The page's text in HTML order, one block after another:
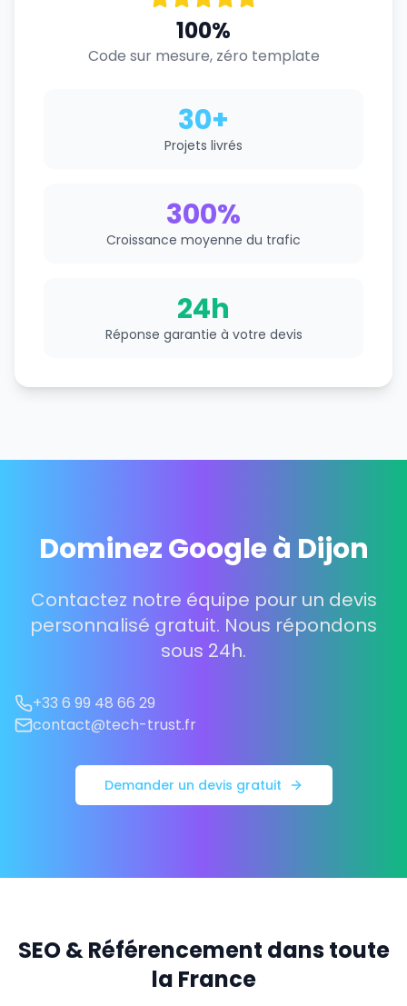
100%
Code sur mesure, zéro template
30+
Projets livrés
300%
Croissance moyenne du trafic
24h
Réponse garantie à votre devis
Dominez Google à Dijon
Contactez notre équipe pour un devis
personnalisé gratuit. Nous répondons
sous 24h.
+33 6 99 48 66 29
contact@tech-trust.fr
Demander un devis gratuit
SEO & Référencement dans toute
la France